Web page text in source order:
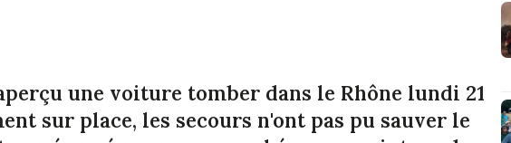
une voiture tomber dans le Rhône lundi 21
sur place, les secours n'ont pas pu sauver le